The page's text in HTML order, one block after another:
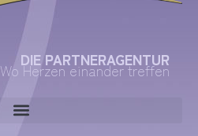
Wo Herzen einander treffen
DIE PARTNERAGENTUR